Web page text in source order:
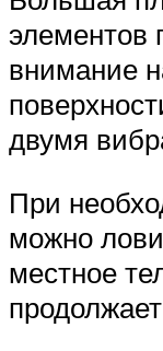
элементов
внимание
двумя
При
можно
местное